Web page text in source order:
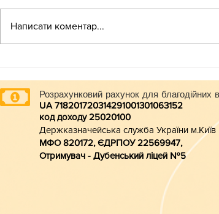
Написати коментар...
Розрахунковий рахунок для благодійних
UA 718201720314291001301063152
код доходу 25020100
Держказначейська служба України м.Київ
МФО 820172, ЄДРПОУ 22569947,
Отримувач - Дубенський ліцей №5